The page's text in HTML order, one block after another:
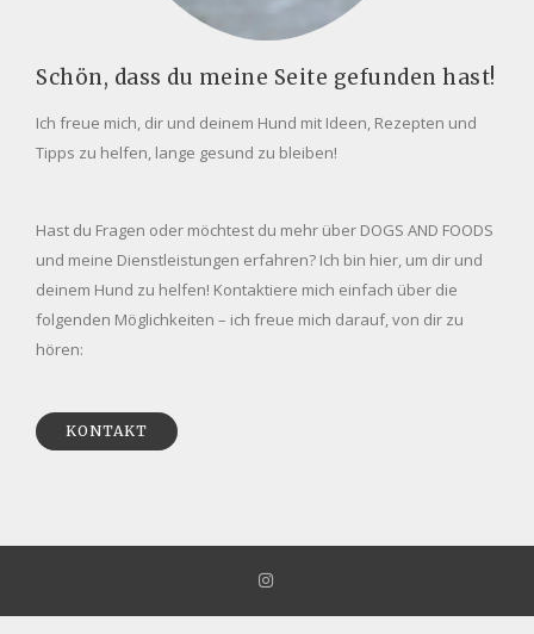
Schön, dass du meine Seite gefunden hast!
Ich freue mich, dir und deinem Hund mit Ideen, Rezepten und
Tipps zu helfen, lange gesund zu bleiben!
Hast du Fragen oder möchtest du mehr über DOGS AND FOODS
und meine Dienstleistungen erfahren? Ich bin hier, um dir und
deinem Hund zu helfen! Kontaktiere mich einfach über die
folgenden Möglichkeiten – ich freue mich darauf, von dir zu
hören:
KONTAKT